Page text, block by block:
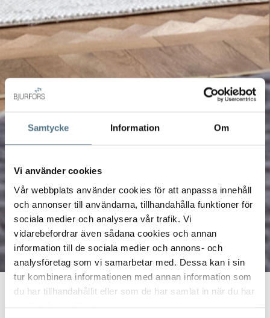
Samtycke Information Om
Vi använder cookies
Vår webbplats använder cookies för att anpassa innehåll
och annonser till användarna, tillhandahålla funktioner för
sociala medier och analysera vår trafik. Vi
vidarebefordrar även sådana cookies och annan
information till de sociala medier och annons- och
analysföretag som vi samarbetar med. Dessa kan i sin
tur kombinera informationen med annan information som
du har tillhandahållit eller som de har samlat in när du har
Start Köpa bostad Därför ska du värdera din bostad